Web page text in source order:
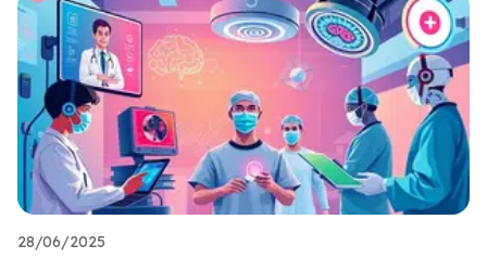
28/06/2025